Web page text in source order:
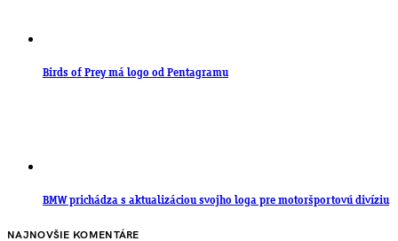
Birds of Prey má logo od Pentagramu
BMW prichádza s aktualizáciou svojho loga pre motoršportovú divíziu
NAJNOVŠIE KOMENTÁRE